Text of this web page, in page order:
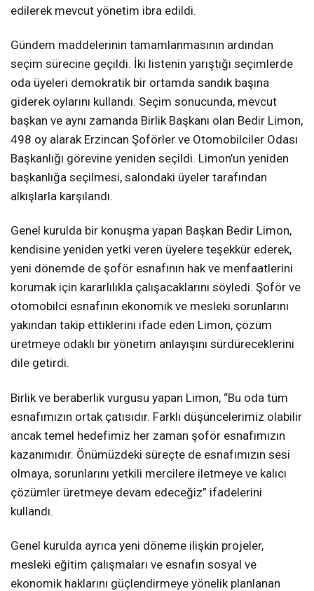
edilerek mevcut yönetim ibra edildi.
Gündem maddelerinin tamamlanmasının ardından
seçim sürecine geçildi. İki listenin yarıştığı seçimlerde
oda üyeleri demokratik bir ortamda sandık başına
giderek oylarını kullandı. Seçim sonucunda, mevcut
başkan ve aynı zamanda Birlik Başkanı olan Bedir Limon,
498 oy alarak Erzincan Şoförler ve Otomobilciler Odası
Başkanlığı görevine yeniden seçildi. Limon’un yeniden
başkanlığa seçilmesi, salondaki üyeler tarafından
alkışlarla karşılandı.
Genel kurulda bir konuşma yapan Başkan Bedir Limon,
kendisine yeniden yetki veren üyelere teşekkür ederek,
yeni dönemde de şoför esnafının hak ve menfaatlerini
korumak için kararlılıkla çalışacaklarını söyledi. Şoför ve
otomobilci esnafının ekonomik ve mesleki sorunlarını
yakından takip ettiklerini ifade eden Limon, çözüm
üretmeye odaklı bir yönetim anlayışını sürdüreceklerini
dile getirdi.
Birlik ve beraberlik vurgusu yapan Limon, “Bu oda tüm
esnafımızın ortak çatısıdır. Farklı düşüncelerimiz olabilir
ancak temel hedefimiz her zaman şoför esnafımızın
kazanımıdır. Önümüzdeki süreçte de esnafımızın sesi
olmaya, sorunlarını yetkili mercilere iletmeye ve kalıcı
çözümler üretmeye devam edeceğiz” ifadelerini
kullandı.
Genel kurulda ayrıca yeni döneme ilişkin projeler,
mesleki eğitim çalışmaları ve esnafın sosyal ve
ekonomik haklarını güçlendirmeye yönelik planlanan